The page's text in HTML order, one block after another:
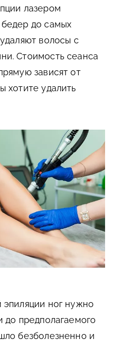
лазером
до самых
волосы с
Стоимость сеанса
зависят от
хотите удалить
эпиляции ног нужно
до предполагаемого
безболезненно и